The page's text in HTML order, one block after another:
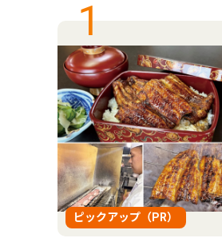
1
ピックアップ（PR）